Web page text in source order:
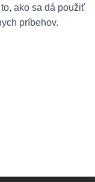
ako sa dá použiť
príbehov.